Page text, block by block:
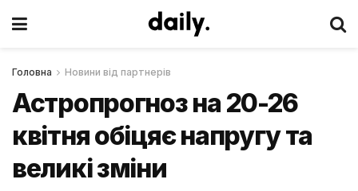
Головна Новини від партнерів
Астропрогноз на 20-26
квітня обіцяє напругу та
великі зміни